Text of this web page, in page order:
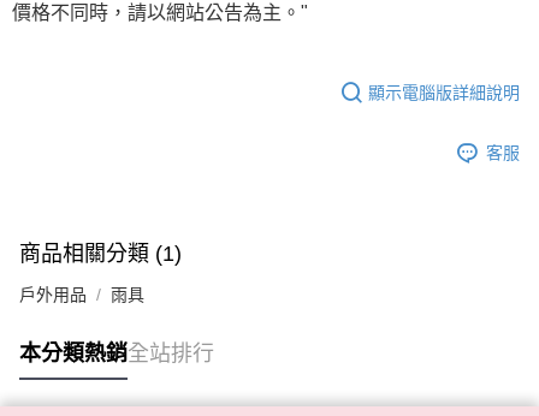
價格不同時，請以網站公告為主。"
顯示電腦版詳細說明
客服
商品相關分類 (1)
戶外用品 雨具
本分類熱銷全站排行